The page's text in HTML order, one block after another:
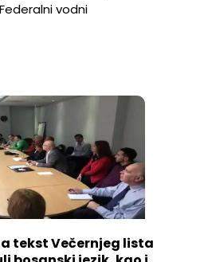
vodni
tekst Večernjeg lista